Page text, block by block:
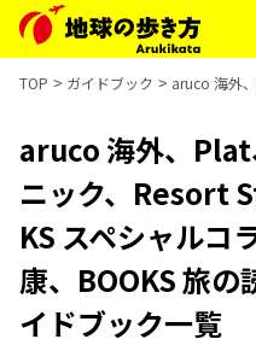
TOP ガイドブック aruco 海外
aruco 海外、
ニック、Resort
KS スペシャルコ
康、BOOKS 旅の
イドブック一覧